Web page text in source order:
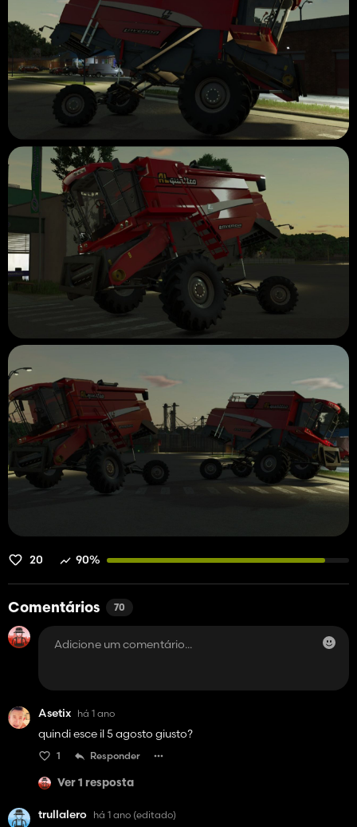
20 90%
Comentários 70
Asetix há 1 ano
quindi esce il 5 agosto giusto?
1 Responder
Ver 1 resposta
trullalero há 1 ano (editado)